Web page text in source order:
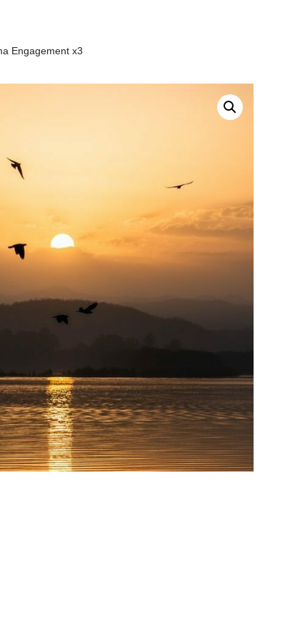
Engagement x3